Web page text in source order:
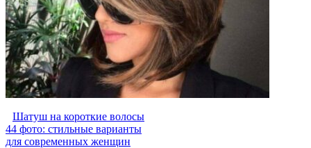
Шатуш на короткие волосы
44 фото: стильные варианты
для современных женщин